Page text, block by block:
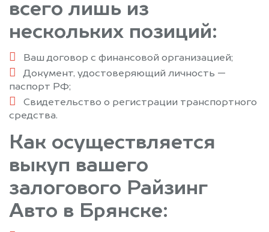
всего лишь из
нескольких позиций:
Ваш договор с финансовой организацией;
Документ, удостоверяющий личность —
паспорт РФ;
Свидетельство о регистрации транспортного
средства.
Как осуществляется
выкуп вашего
залогового Райзинг
Авто в Брянске: